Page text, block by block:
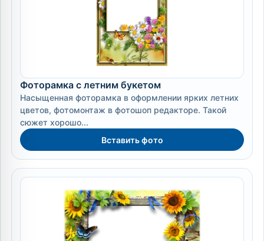
Фоторамка с летним букетом
Насыщенная фоторамка в оформлении ярких летних
цветов, фотомонтаж в фотошоп редакторе. Такой
сюжет хорошо...
Вставить фото